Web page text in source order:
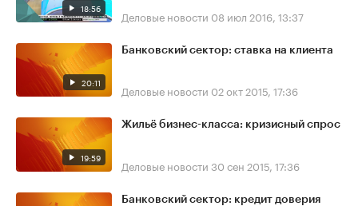
18:56 Деловые новости 08 июл 2016, 13:37
20:11
Банковский сектор: ставка на клиента
Деловые новости 02 окт 2015, 17:36
19:59
Жильё бизнес-класса: кризисный спрос
Деловые новости 30 сен 2015, 17:36
Банковский сектор: кредит доверия